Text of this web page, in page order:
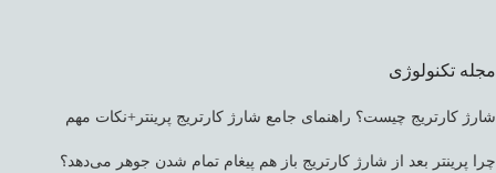
مجله تکنولوژی
شارژ کارتریج چیست؟ راهنمای جامع شارژ کارتریج پرینتر+نکات مهم
چرا پرینتر بعد از شارژ کارتریج باز هم پیغام تمام شدن جوهر می‌دهد؟